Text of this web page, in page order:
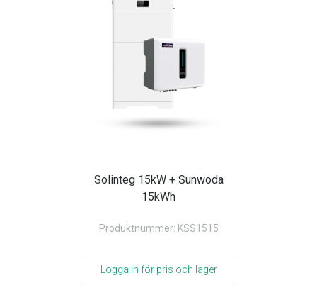
Solinteg 15kW + Sunwoda
15kWh
Produktnummer: KSS1515
Logga in för pris och lager